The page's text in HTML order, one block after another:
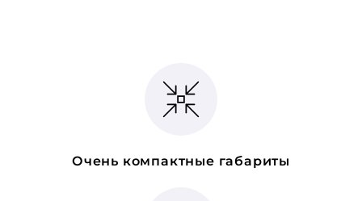
Очень компактные габариты